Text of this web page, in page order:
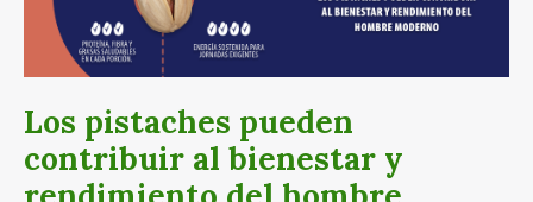
Los pistaches pueden
contribuir al bienestar y
contribuir
bienestar
rendimiento
del